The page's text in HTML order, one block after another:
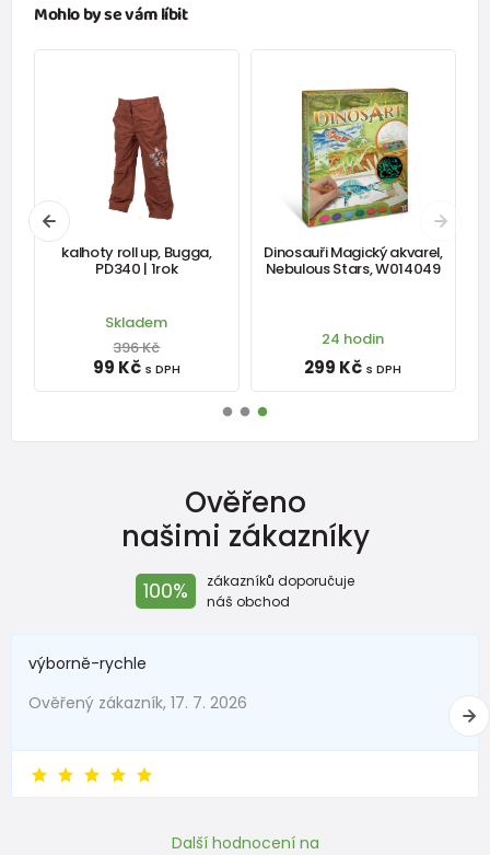
Mohlo by se vám líbit
kalhoty roll up, Bugga,
PD340 | 1rok
Skladem
396 Kč
99 Kč s DPH
Dinosauři Magický akvarel,
Nebulous Stars, W014049
24 hodin
299 Kč s DPH
Ověřeno
našimi zákazníky
100%
zákazníků doporučuje
náš obchod
výborně-rychle
Ověřený zákazník, 17. 7. 2026
Další hodnocení na